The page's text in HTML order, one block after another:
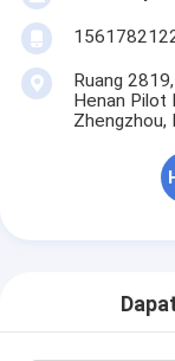
Ruang
Henan Pilot
Zhengzhou,